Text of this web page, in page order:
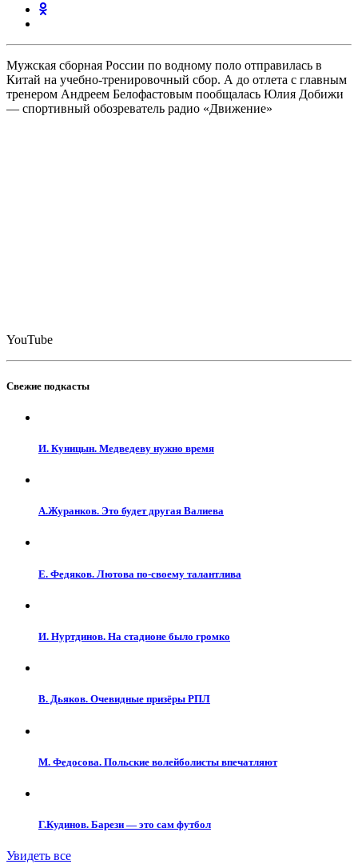
Мужская сборная России по водному поло отправилась в
Китай на учебно-тренировочный сбор. А до отлета с главным
тренером Андреем Белофастовым пообщалась Юлия Добижи
— спортивный обозреватель радио «Движение»
YouTube
Свежие подкасты
И. Куницын. Медведеву нужно время
А.Журанков. Это будет другая Валиева
Е. Федяков. Лютова по-своему талантлива
И. Нуртдинов. На стадионе было громко
В. Дьяков. Очевидные призёры РПЛ
М. Федосова. Польские волейболисты впечатляют
Г.Кудинов. Барези — это сам футбол
Увидеть все